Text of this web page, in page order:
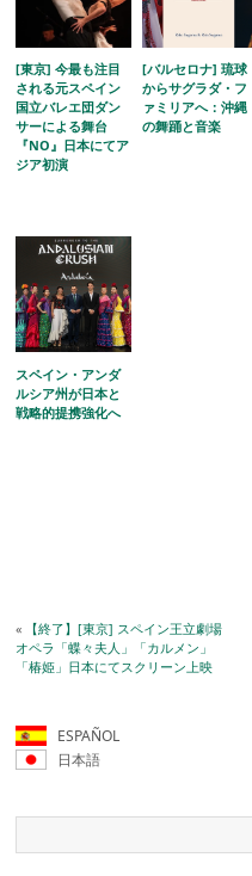
[東京] 今最も注目
される元スペイン
国立バレエ団ダン
サーによる舞台
『NO』日本にてア
ジア初演
[バルセロナ] 琉球
からサグラダ・フ
ァミリアへ：沖縄
の舞踊と音楽
スペイン・アンダ
ルシア州が日本と
戦略的提携強化へ
« 【終了】[東京] スペイン王立劇場
オペラ「蝶々夫人」「カルメン」
「椿姫」日本にてスクリーン上映
ESPAÑOL
日本語